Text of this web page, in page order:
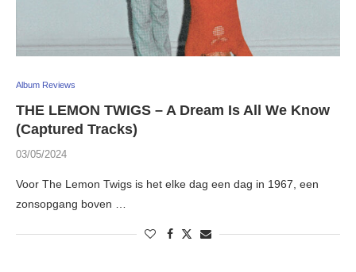
Album Reviews
THE LEMON TWIGS – A Dream Is All We Know
(Captured Tracks)
03/05/2024
Voor The Lemon Twigs is het elke dag een dag in 1967, een
zonsopgang boven …